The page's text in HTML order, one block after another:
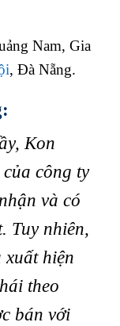
Nam, Gia
, Đà Nẵng.
Kon
công ty
và có
Tuy nhiên,
hiện
theo
bán với